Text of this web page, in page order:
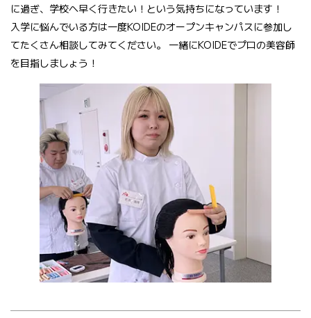
に過ぎ、学校へ早く行きたい！という気持ちになっています！
入学に悩んでいる方は一度KOIDEのオープンキャンパスに参加し
てたくさん相談してみてください。
一緒にKOIDEでプロの美容師
を目指しましょう！